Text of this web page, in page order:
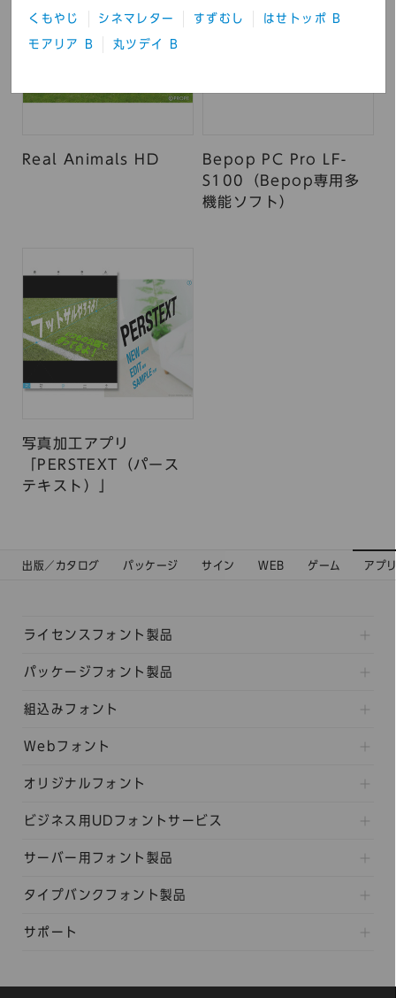
Real Animals HD
Bepop PC Pro LF-
S100（Bepop専用多
機能ソフト）
写真加工アプリ
「PERSTEXT（パース
テキスト）」
出版／カタログ パッケージ サイン WEB ゲーム アプ
ライセンスフォント製品
パッケージフォント製品
組込みフォント
Webフォント
オリジナルフォント
ビジネス用UDフォントサービス
サーバー用フォント製品
タイプバンクフォント製品
サポート
くもやじ シネマレター すずむし はせトッポ B
モアリア B 丸ツデイ B